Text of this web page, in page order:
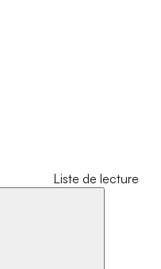
Liste de lecture